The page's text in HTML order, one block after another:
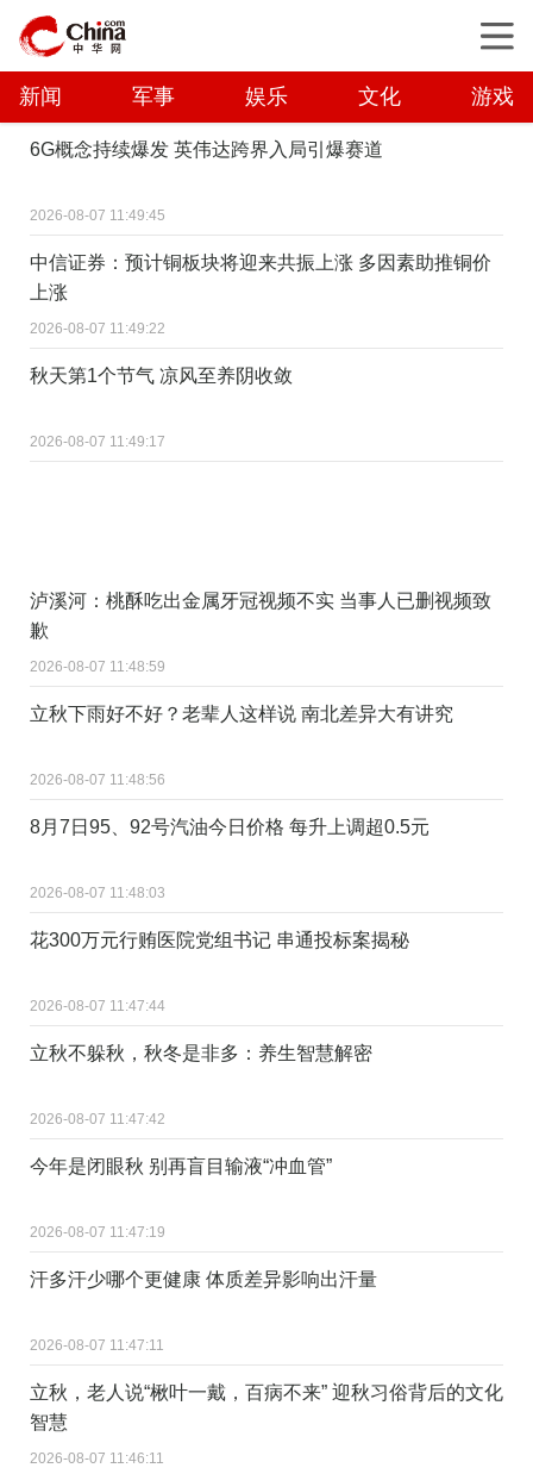
新闻 军事 娱乐 文化 游戏
6G概念持续爆发 英伟达跨界入局引爆赛道
2026-08-07 11:49:45
中信证券：预计铜板块将迎来共振上涨 多因素助推铜价
上涨
2026-08-07 11:49:22
秋天第1个节气 凉风至养阴收敛
2026-08-07 11:49:17
泸溪河：桃酥吃出金属牙冠视频不实 当事人已删视频致
歉
2026-08-07 11:48:59
立秋下雨好不好？老辈人这样说 南北差异大有讲究
2026-08-07 11:48:56
8月7日95、92号汽油今日价格 每升上调超0.5元
2026-08-07 11:48:03
花300万元行贿医院党组书记 串通投标案揭秘
2026-08-07 11:47:44
立秋不躲秋，秋冬是非多：养生智慧解密
2026-08-07 11:47:42
今年是闭眼秋 别再盲目输液“冲血管”
2026-08-07 11:47:19
汗多汗少哪个更健康 体质差异影响出汗量
2026-08-07 11:47:11
立秋，老人说“楸叶一戴，百病不来” 迎秋习俗背后的文化
智慧
2026-08-07 11:46:11